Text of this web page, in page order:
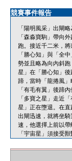
競賽事件報告
「陽明風采」出閘
「森淼寶駒」帶向
跑。接近千二米，
「勝心知」與「全
勢並且略為向內斜
星」在「勝心知」
蹄，當時「龍捲風
「有毛有翼」後蹄
「多寶之星」走近
星」正在墮退。在
出閘迅速，就將坐
速，他選擇上前以
「宇宙星」須接受